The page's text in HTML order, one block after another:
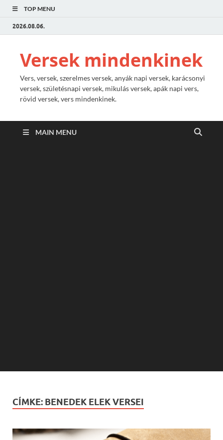
TOP MENU
2026.08.06.
Versek mindenkinek
Vers, versek, szerelmes versek, anyák napi versek, karácsonyi
versek, születésnapi versek, mikulás versek, apák napi vers,
rövid versek, vers mindenkinek.
MAIN MENU
CÍMKE: BENEDEK ELEK VERSEI